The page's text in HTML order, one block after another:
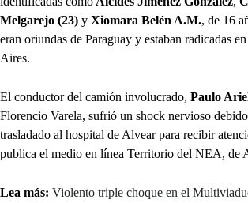
Melgarejo (23) y Xiomara Belén A.M., de 16
eran oriundas de Paraguay y estaban radicadas
Aires.
El conductor del camión involucrado, Paulo
Florencio Varela, sufrió un shock nervioso
trasladado al hospital de Alvear para recibir
publica el medio en línea Territorio del NEA, de
Lea más: Violento triple choque en el